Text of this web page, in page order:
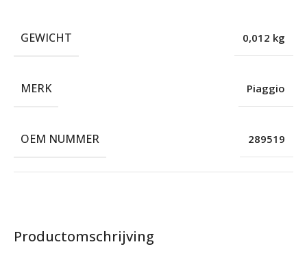
Productomschrijving
GEWICHT 0,012 kg
MERK Piaggio
OEM NUMMER 289519